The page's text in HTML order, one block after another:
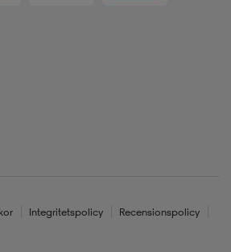
Integritetspolicy
Recensionspolicy